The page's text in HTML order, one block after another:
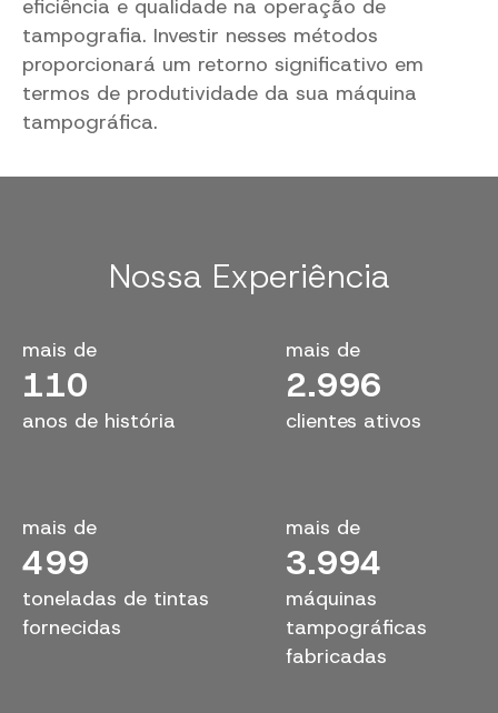
eficiência e qualidade na operação de
tampografia. Investir nesses métodos
proporcionará um retorno significativo em
termos de produtividade da sua máquina
tampográfica.
Nossa Experiência
mais de
110
anos de história
mais de
3.000
clientes ativos
mais de
500
toneladas de tintas
fornecidas
mais de
4.000
máquinas
tampográficas
fabricadas